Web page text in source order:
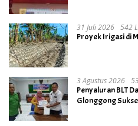
31 Juli 2026 542
Proyek Irigasi di
3 Agustus 2026
Penyaluran BLT
Glonggong